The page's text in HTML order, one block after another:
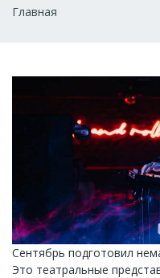
Строка
Главная
Сентябрь подготовил
Это театральные